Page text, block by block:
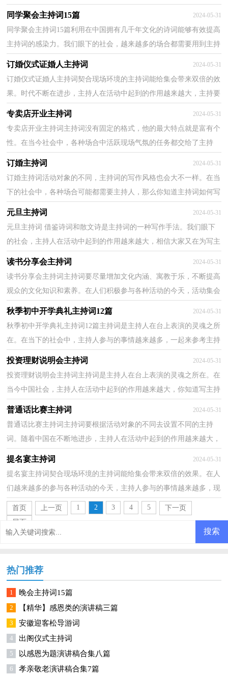
现在你是否对主持词一筹莫展呢？以下是小编收集整...
同学聚会主持词15篇 2024-05-31
同学聚会主持词15篇利用在中国拥有几千年文化的诗词能够有效提高
主持词的感染力。我们眼下的社会，越来越多的场合都需要用到主持
人，那么你知道主持词如何写吗？下面是小编为大家...
订婚仪式证婚人主持词 2024-05-31
订婚仪式证婚人主持词契合现场环境的主持词能给集会带来双倍的效
果。时代不断在进步，主持人在活动中起到的作用越来越大，主持要
好好准备自己的主持词，以下是小编为大家收集的订...
专卖店开业主持词 2024-05-31
专卖店开业主持词主持词没有固定的格式，他的最大特点就是富有个
性。在当今社会中，各种场合中活跃现场气氛的任务都交给了主持
人，主持词怎么写才合适呢？以下是小编精心整理的专卖...
订婚主持词 2024-05-31
订婚主持词活动对象的不同，主持词的写作风格也会大不一样。在当
下的社会中，各种场合可能都需要主持人，那么你知道主持词如何写
吗？以下是小编收集整理的订婚主持词，欢迎大家借鉴与...
元旦主持词 2024-05-31
元旦主持词 借鉴诗词和散文诗是主持词的一种写作手法。我们眼下
的社会，主持人在活动中起到的作用越来越大，相信大家又在为写主
持词犯愁了吧！以下是小编整理的元旦主持词 ，希望能...
读书分享会主持词 2024-05-31
读书分享会主持词主持词要尽量增加文化内涵、寓教于乐，不断提高
观众的文化知识和素养。在人们积极参与各种活动的今天，活动集会
越来越多，好的主持词是什么样的呢？以下是小编为大...
秋季初中开学典礼主持词12篇 2024-05-31
秋季初中开学典礼主持词12篇主持词是主持人在台上表演的灵魂之所
在。在当下的社会中，主持人参与的事情越来越多，一起来参考主持
词是怎么写的吧，以下是小编为大家整理的秋季初中...
投资理财说明会主持词 2024-05-31
投资理财说明会主持词主持词是主持人在台上表演的灵魂之所在。在
当今中国社会，主持人在活动中起到的作用越来越大，你知道写主持
词需要注意哪些问题吗？以下是小编收集整理的投资...
普通话比赛主持词 2024-05-31
普通话比赛主持词主持词要根据活动对象的不同去设置不同的主持
词。随着中国在不断地进步，主持人在活动中起到的作用越来越大，
那么我们该怎么去写主持词呢？以下是小编整理的普通...
提名宴主持词 2024-05-31
提名宴主持词契合现场环境的主持词能给集会带来双倍的效果。在人
们越来越多的参与各种活动的今天，主持人参与的事情越来越多，现
在你是否对主持词一筹莫展呢？以下是小编精心整理...
首页 上一页 1 2 3 4 5
下一页
尾页
热门推荐
1 晚会主持词15篇
2 【精华】感恩类的演讲稿三篇
3 安徽迎客松导游词
4 出阁仪式主持词
5 以感恩为题演讲稿合集八篇
6 孝亲敬老演讲稿合集7篇